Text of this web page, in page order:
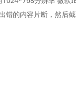
错的内容片断，然后